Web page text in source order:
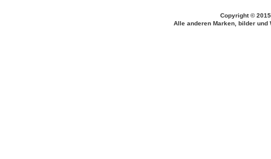
Copyright ©
Alle anderen Marken, bilder und